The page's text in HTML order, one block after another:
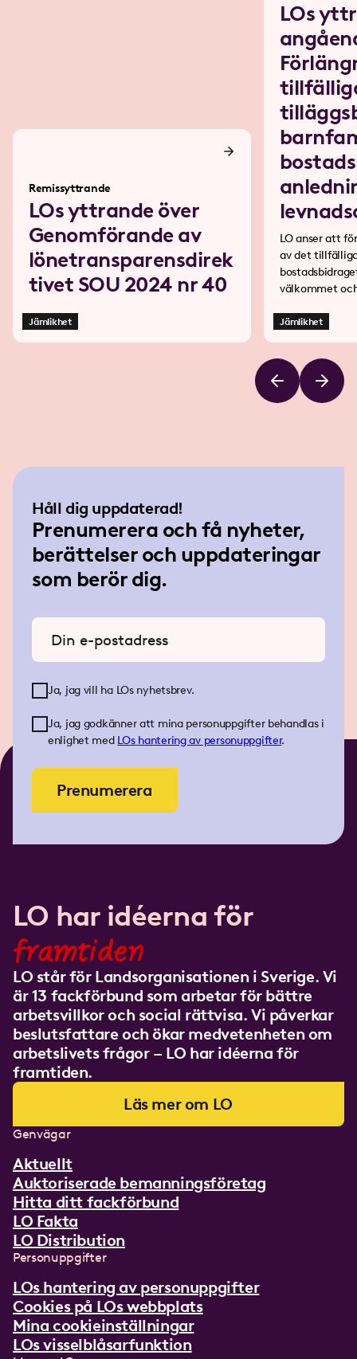
Remissyttrande
LOs yttrande över
Genomförande av
lönetransparensdirek
tivet SOU 2024 nr 40
Jämlikhet
LOs
LO anser att
av det tillfälliga tilläggsbidraget i
välkommet
av ökade
Jämlikhet
Håll dig uppdaterad!
Prenumerera och få nyheter,
berättelser och uppdateringar
som berör dig.
Ange din e-postadress
Ja, jag vill ha LOs nyhetsbrev.
Ja, jag godkänner att mina personuppgifter behandlas i
enlighet med LOs hantering av personuppgifter.
Prenumerera
LO har idéerna för
framtiden
LO står för Landsorganisationen i Sverige. Vi
är 13 fackförbund som arbetar för bättre
arbetsvillkor och social rättvisa. Vi påverkar
beslutsfattare och ökar medvetenheten om
arbetslivets frågor – LO har idéerna för
framtiden.
Läs mer om LO
Genvägar
Aktuellt
Auktoriserade bemanningsföretag
Hitta ditt fackförbund
LO Fakta
LO Distribution
Personuppgifter
LOs hantering av personuppgifter
Cookies på LOs webbplats
Mina cookieinställningar
LOs visselblåsarfunktion